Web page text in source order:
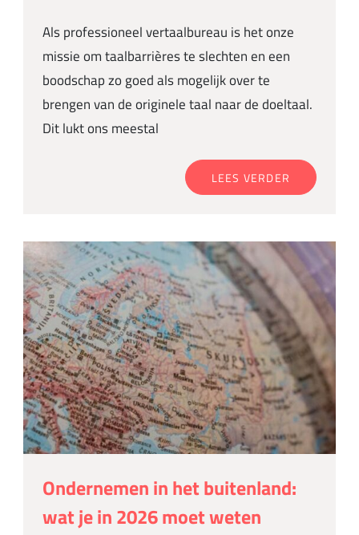
Als professioneel vertaalbureau is het onze
missie om taalbarrières te slechten en een
boodschap zo goed als mogelijk over te
brengen van de originele taal naar de doeltaal.
Dit lukt ons meestal
LEES VERDER
Ondernemen in het buitenland:
wat je in 2026 moet weten